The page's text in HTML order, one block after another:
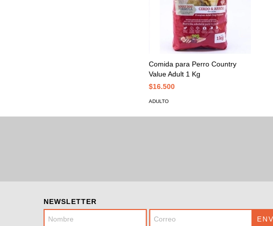
Comida para Perro Country
Value Adult 1 Kg
$16.500
ADULTO
NEWSLETTER